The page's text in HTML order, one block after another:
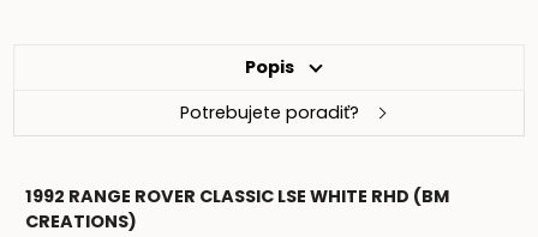
Popis
Potrebujete poradiť?
1992 RANGE ROVER CLASSIC LSE WHITE RHD (BM
CREATIONS)